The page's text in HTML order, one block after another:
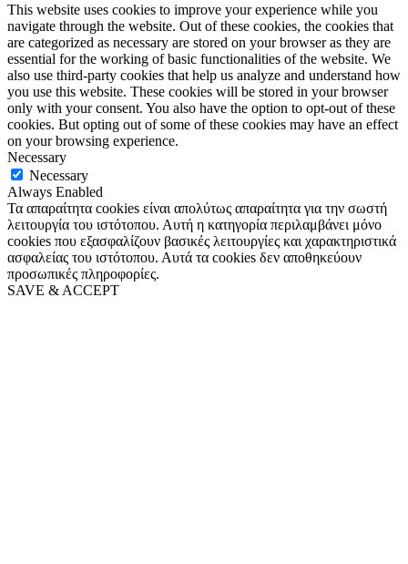
This website uses cookies to improve your experience while you
navigate through the website. Out of these cookies, the cookies that
are categorized as necessary are stored on your browser as they are
essential for the working of basic functionalities of the website. We
also use third-party cookies that help us analyze and understand how
you use this website. These cookies will be stored in your browser
only with your consent. You also have the option to opt-out of these
cookies. But opting out of some of these cookies may have an effect
on your browsing experience.
Necessary
Necessary
Always Enabled
Τα απαραίτητα cookies είναι απολύτως απαραίτητα για την σωστή
λειτουργία του ιστότοπου. Αυτή η κατηγορία περιλαμβάνει μόνο
cookies που εξασφαλίζουν βασικές λειτουργίες και χαρακτηριστικά
ασφαλείας του ιστότοπου. Αυτά τα cookies δεν αποθηκεύουν
προσωπικές πληροφορίες.
SAVE & ACCEPT